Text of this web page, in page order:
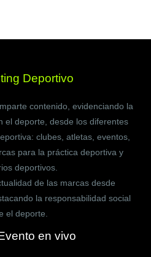
Deportivo
contenido, evidenciando la
el deporte, desde los diferentes
clubes, atletas, eventos,
para la práctica deportiva y
deportivos.
de las marcas desde
la responsabilidad social
el deporte.
en vivo